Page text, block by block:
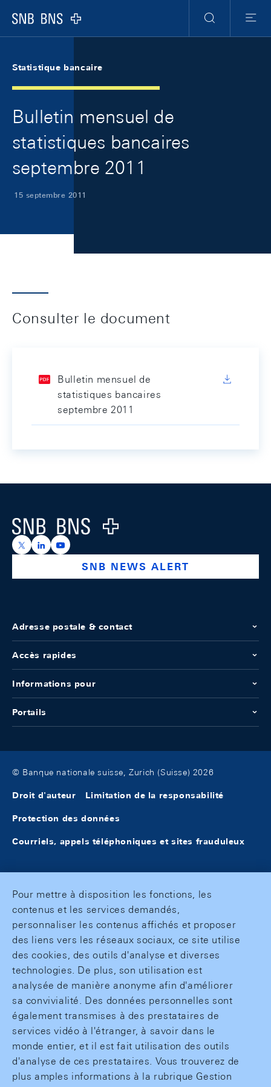
Logo
RechercheMenu
Statistique bancaire
Bulletin mensuel de
statistiques bancaires
septembre 2011
15 septembre 2011
Consulter le document
Bulletin mensuel de
statistiques bancaires
septembre 2011
Logo
https://x.com/snb_bns
https://ch.linkedin.com/company/swiss-national-
https://www.youtube.com/@swissnationalbank
SNB NEWS ALERT
Adresse postale & contact
Accès rapides
Informations pour
Portails
© Banque nationale suisse, Zurich (Suisse) 2026
Droit d'auteur Limitation de la responsabilité
Protection des données
Courriels, appels téléphoniques et sites frauduleux
Pour mettre à disposition les fonctions, les
contenus et les services demandés,
personnaliser les contenus affichés et proposer
des liens vers les réseaux sociaux, ce site utilise
des cookies, des outils d'analyse et diverses
technologies. De plus, son utilisation est
analysée de manière anonyme afin d'améliorer
sa convivialité. Des données personnelles sont
également transmises à des prestataires de
services vidéo à l'étranger, à savoir dans le
monde entier, et il est fait utilisation des outils
d'analyse de ces prestataires. Vous trouverez de
plus amples informations à la rubrique Gestion